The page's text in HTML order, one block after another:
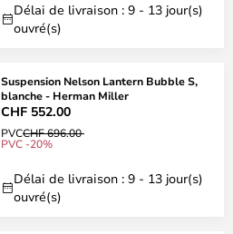
Délai de livraison : 9 - 13 jour(s)
ouvré(s)
Suspension Nelson Lantern Bubble S,
blanche - Herman Miller
CHF 552.00
PVCCHF 696.00
PVC -20%
Délai de livraison : 9 - 13 jour(s)
ouvré(s)